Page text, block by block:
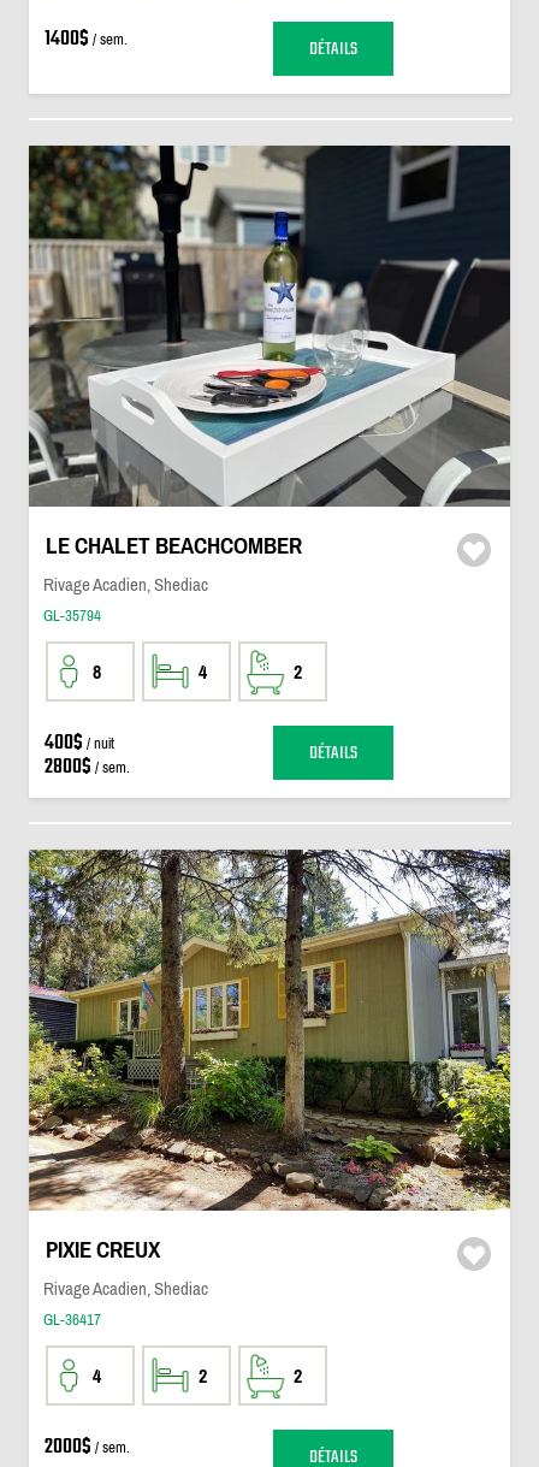
1400$ / sem. DÉTAILS
LE CHALET BEACHCOMBER
Rivage Acadien, Shediac
GL-35794
8 4 2
400$ / nuit
2800$ / sem. DÉTAILS
PIXIE CREUX
Rivage Acadien, Shediac
GL-36417
4 2 2
2000$ / sem. DÉTAILS